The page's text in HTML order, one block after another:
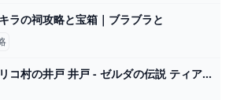
ラの祠攻略と宝箱｜ブラブラと
【ティアキン】カカリコ村の井戸 井戸 - ゼルダの伝説 ティアーズオブザキングダム 攻略Wiki ティアキン ： ヘイグ攻略まとめWiki